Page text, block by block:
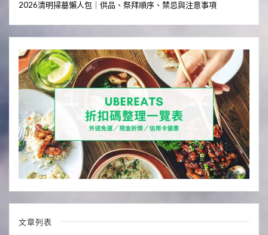
2026清明掃墓懶人包｜供品、祭拜順序、禁忌與注意事項
文章列表